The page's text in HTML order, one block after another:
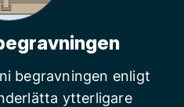
begravningen enligt
ytterligare